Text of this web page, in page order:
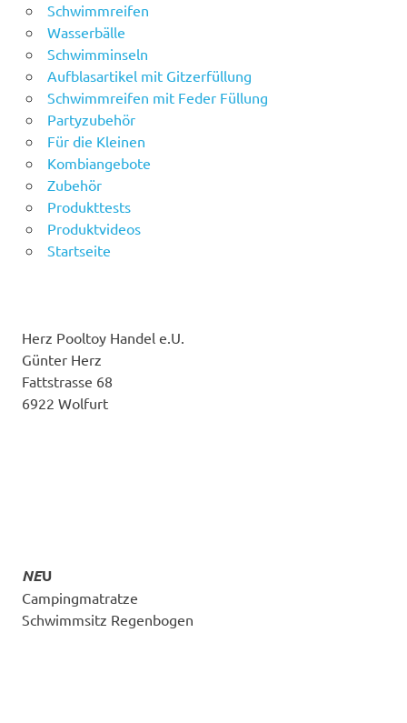
Schwimmreifen
Wasserbälle
Schwimminseln
Aufblasartikel mit Gitzerfüllung
Schwimmreifen mit Feder Füllung
Partyzubehör
Für die Kleinen
Kombiangebote
Zubehör
Produkttests
Produktvideos
Startseite
Herz Pooltoy Handel e.U.
Günter Herz
Fattstrasse 68
6922 Wolfurt
NEU
Campingmatratze
Schwimmsitz Regenbogen